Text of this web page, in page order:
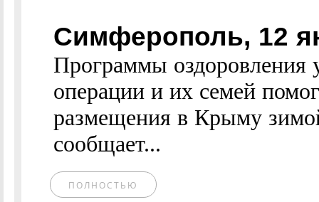
Симферополь, 12
Программы оздоровления
операции и их семей
размещения в Крыму
сообщает...
ПОЛНОСТЬЮ